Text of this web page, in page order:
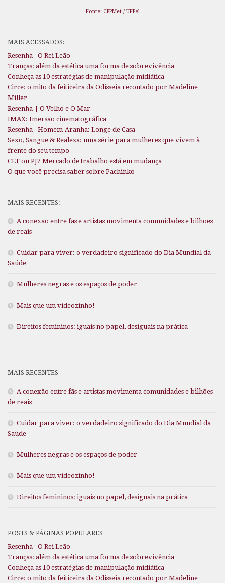
Fonte: CPPMet / UFPel
MAIS ACESSADOS:
Resenha - O Rei Leão
Tranças: além da estética uma forma de sobrevivência
Conheça as 10 estratégias de manipulação midiática
Circe: o mito da feiticeira da Odisseia recontado por Madeline
Miller
Resenha | O Velho e O Mar
IMAX: Imersão cinematográfica
Resenha - Homem-Aranha: Longe de Casa
Sexo, Sangue & Realeza: uma série para mulheres que vivem à
frente do seu tempo
CLT ou PJ? Mercado de trabalho está em mudança
O que você precisa saber sobre Pachinko
MAIS RECENTES:
A conexão entre fãs e artistas movimenta comunidades e bilhões
de reais
Cuidar para viver: o verdadeiro significado do Dia Mundial da
Saúde
Mulheres negras e os espaços de poder
Mais que um videozinho!
Direitos femininos: iguais no papel, desiguais na prática
MAIS RECENTES
A conexão entre fãs e artistas movimenta comunidades e bilhões
de reais
Cuidar para viver: o verdadeiro significado do Dia Mundial da
Saúde
Mulheres negras e os espaços de poder
Mais que um videozinho!
Direitos femininos: iguais no papel, desiguais na prática
POSTS & PÁGINAS POPULARES
Resenha - O Rei Leão
Tranças: além da estética uma forma de sobrevivência
Conheça as 10 estratégias de manipulação midiática
Circe: o mito da feiticeira da Odisseia recontado por Madeline